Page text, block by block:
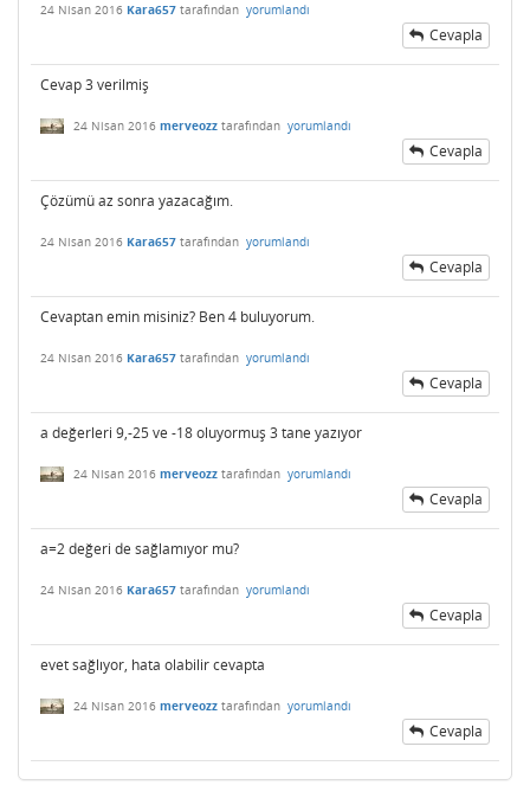
24 Nisan 2016 Kara657 tarafından yorumlandı
Cevapla
Cevap 3 verilmiş
24 Nisan 2016 merveozz tarafından yorumlandı
Cevapla
Çözümü az sonra yazacağım.
24 Nisan 2016 Kara657 tarafından yorumlandı
Cevapla
Cevaptan emin misiniz? Ben 4 buluyorum.
24 Nisan 2016 Kara657 tarafından yorumlandı
Cevapla
a değerleri 9,-25 ve -18 oluyormuş 3 tane yazıyor
24 Nisan 2016 merveozz tarafından yorumlandı
Cevapla
a=2 değeri de sağlamıyor mu?
24 Nisan 2016 Kara657 tarafından yorumlandı
Cevapla
evet sağlıyor, hata olabilir cevapta
24 Nisan 2016 merveozz tarafından yorumlandı
Cevapla